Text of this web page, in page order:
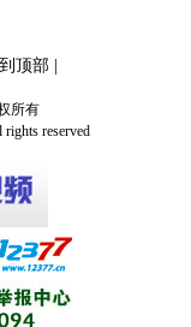
顶部|
所有
reserved